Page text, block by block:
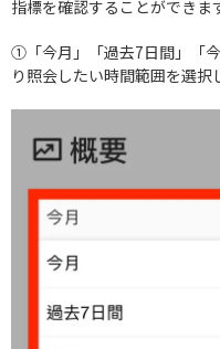
指標を確認することができま
①「今月」「過去7日間」「
り照会したい時間範囲を選択